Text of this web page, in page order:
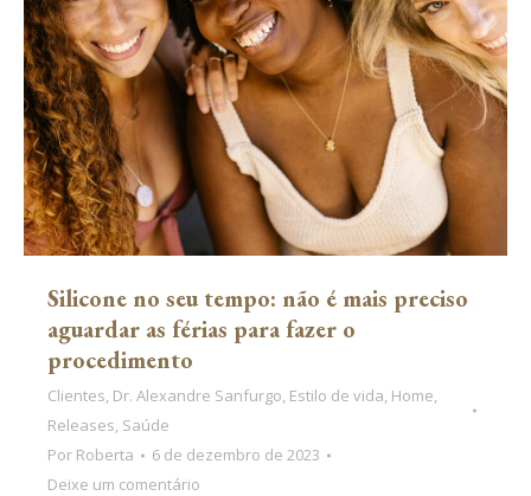
Silicone no seu tempo: não é mais preciso
aguardar as férias para fazer o
procedimento
Clientes, Dr. Alexandre Sanfurgo, Estilo de vida, Home,
Releases, Saúde
Por Roberta
6 de dezembro de 2023
Deixe um comentário